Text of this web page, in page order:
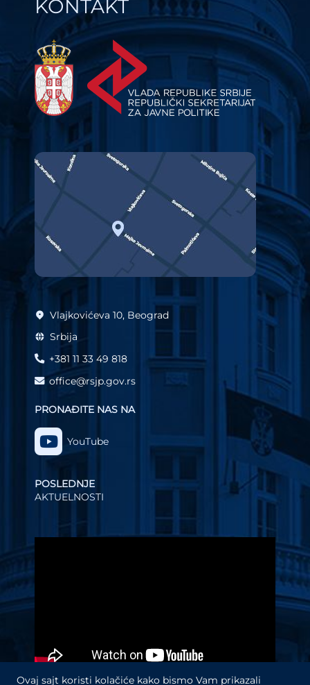
KONTAKT
Vlajkovićeva 10, Beograd
Srbija
+381 11 33 49 818
office@rsjp.gov.rs
PRONAĐITE NAS NA
YouTube
POSLEDNJE
AKTUELNOSTI
Video
Ovaj sajt koristi kolačiće kako bismo Vam prikazali